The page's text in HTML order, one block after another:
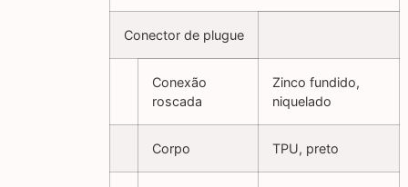
Conector de plugue
Conexão
roscada
Zinco fundido,
niquelado
Corpo TPU, preto